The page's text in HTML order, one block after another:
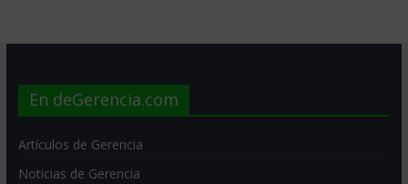
En deGerencia.com
Artículos de Gerencia
Noticias de Gerencia